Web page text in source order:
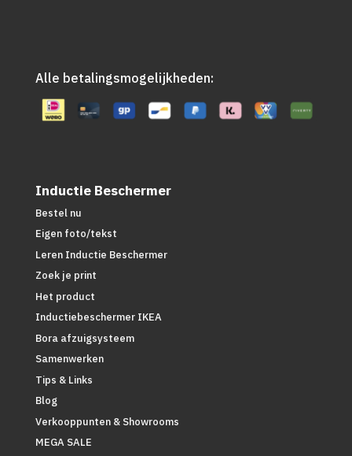
Alle betalingsmogelijkheden:
Inductie Beschermer
Bestel nu
Eigen foto/tekst
Leren Inductie Beschermer
Zoek je print
Het product
Inductiebeschermer IKEA
Bora afzuigsysteem
Samenwerken
Tips & Links
Blog
Verkooppunten & Showrooms
MEGA SALE